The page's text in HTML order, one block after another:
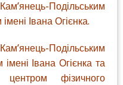
Кам’янець-Подільським
Івана Огієнка.
Подільським
Івана Огієнка та
фізичного